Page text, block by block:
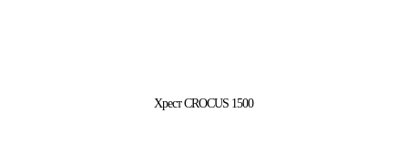
Хрест CROCUS 1500